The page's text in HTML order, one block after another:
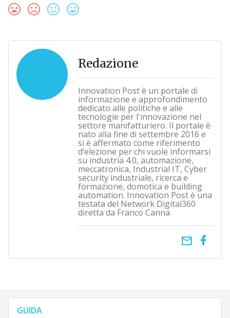
Redazione
Innovation Post è un portale di
informazione e approfondimento
dedicato alle politiche e alle
tecnologie per l'innovazione nel
settore manifatturiero. Il portale è
nato alla fine di settembre 2016 e
si è affermato come riferimento
d’elezione per chi vuole informarsi
su industria 4.0, automazione,
meccatronica, Industrial IT, Cyber
security industriale, ricerca e
formazione, domotica e building
automation. Innovation Post è una
testata del Network Digital360
diretta da Franco Canna
email
GUIDA